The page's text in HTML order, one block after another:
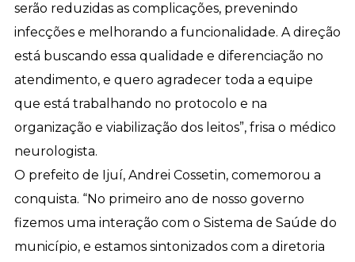
serão reduzidas as complicações, prevenindo
infecções e melhorando a funcionalidade. A direção
está buscando essa qualidade e diferenciação no
atendimento, e quero agradecer toda a equipe
que está trabalhando no protocolo e na
organização e viabilização dos leitos”, frisa o médico
neurologista.
O prefeito de Ijuí, Andrei Cossetin, comemorou a
conquista. “No primeiro ano de nosso governo
fizemos uma interação com o Sistema de Saúde do
município, e estamos sintonizados com a diretoria